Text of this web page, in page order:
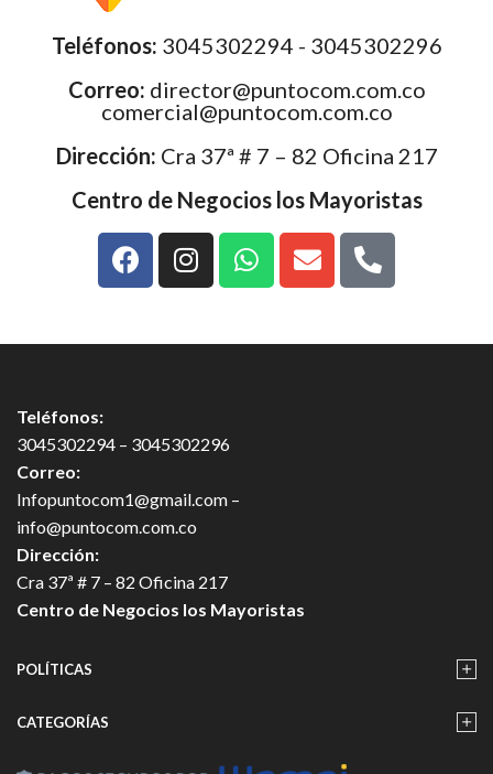
Teléfonos: 3045302294 - 3045302296
Correo: director@puntocom.com.co
comercial@puntocom.com.co
Dirección: Cra 37ª # 7 – 82 Oficina 217
Centro de Negocios los Mayoristas
Teléfonos:
3045302294 – 3045302296
Correo:
Infopuntocom1@gmail.com –
info@puntocom.com.co
Dirección:
Cra 37ª # 7 – 82 Oficina 217
Centro de Negocios los Mayoristas
POLÍTICAS
CATEGORÍAS